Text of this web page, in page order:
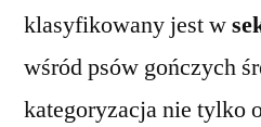
klasyfikowany jest w
wśród psów gończych
kategoryzacja nie tylko